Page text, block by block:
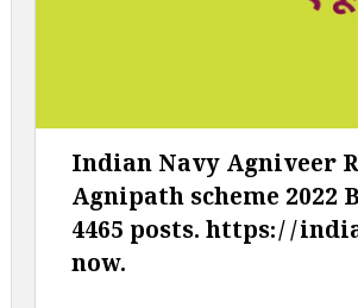
Indian Navy Agniveer
Agnipath scheme
4465 posts. https://
now.